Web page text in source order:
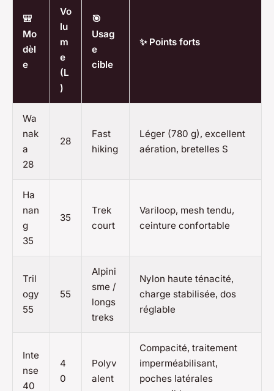
🎒
Mo
dèl
e
Vo
lu
m
e
(L
)
🎯
Usag
e
cible
✨ Points forts
Wa
nak
a
28
28
Fast
hiking
Léger (780 g), excellent
aération, bretelles S
Ha
nan
g
35
35
Trek
court
Variloop, mesh tendu,
ceinture confortable
Tril
ogy
55
55
Alpini
sme /
longs
treks
Nylon haute ténacité,
charge stabilisée, dos
réglable
Inte
nse
40
4
0
Polyv
alent
Compacité, traitement
imperméabilisant,
poches latérales